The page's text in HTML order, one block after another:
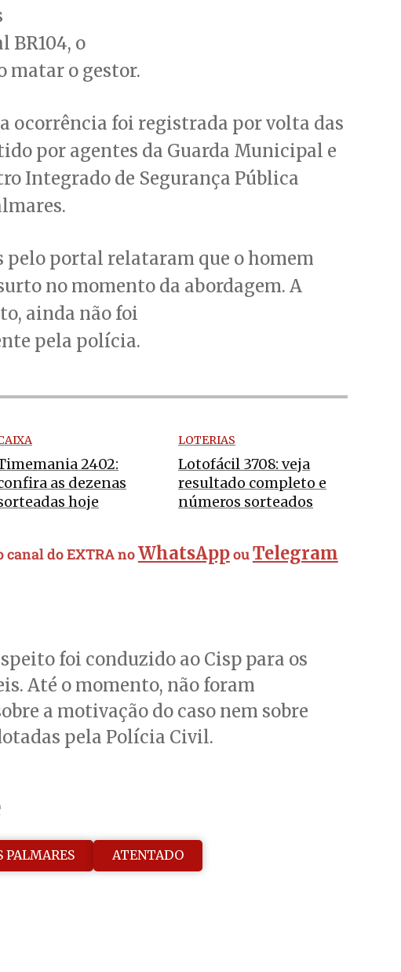
BR104, o
matar o gestor.
ocorrência foi registrada por volta das
por agentes da Guarda Municipal e
Integrado de Segurança Pública
pelo portal relataram que o homem
no momento da abordagem. A
ainda não foi
pela polícia.
2402:
as dezenas
hoje
LOTERIAS
Lotofácil 3708: veja
resultado completo e
números sorteados
canal do EXTRA noWhatsAppouTelegram
foi conduzido ao Cisp para os
Até o momento, não foram
a motivação do caso nem sobre
pela Polícia Civil.
PALMARES ATENTADO